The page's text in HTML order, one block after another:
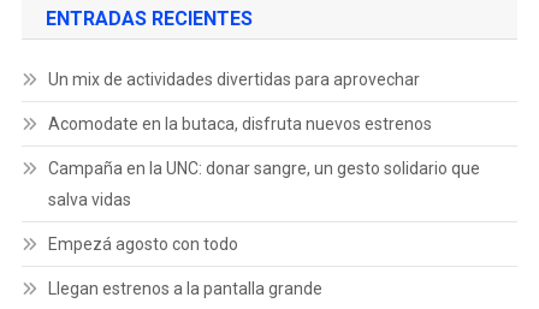
ENTRADAS RECIENTES
Un mix de actividades divertidas para aprovechar
Acomodate en la butaca, disfruta nuevos estrenos
Campaña en la UNC: donar sangre, un gesto solidario que
salva vidas
Empezá agosto con todo
Llegan estrenos a la pantalla grande